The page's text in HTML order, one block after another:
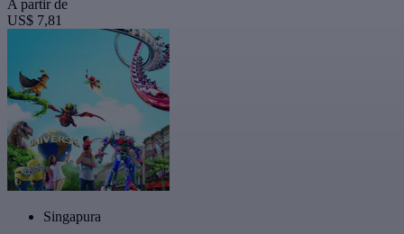
A partir de
US$ 7,81
Singapura